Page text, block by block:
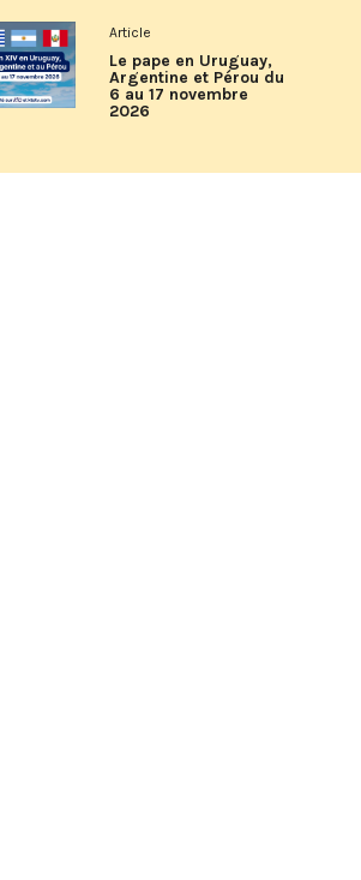
Article
Le pape en Uruguay,
Argentine et Pérou du
6 au 17 novembre
2026